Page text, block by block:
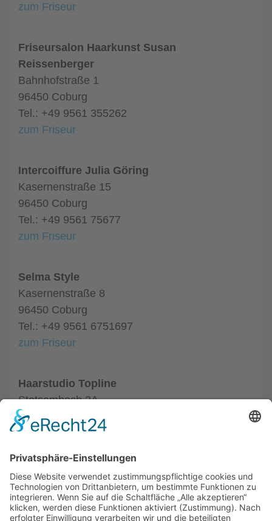
zum Friseur
Friseursalon Haarkunst Susan
Reissenberger
Bahnhofstraße 1
96450 Coburg
Tel.: +49 9561 355262
zum Friseur
Intercoiffure Julia Göring
Kasernenstraße 15
96450 Coburg
Tel.: +49 9561 75677
zum Friseur
Selma Style
Kasernenstraße 8
96450 Coburg
Tel.: +49 9561 6751697
zum Friseur
Haarstudio Topline
Stetsambach 2A
96486 Coburg
Tel.: +49 9561 50463